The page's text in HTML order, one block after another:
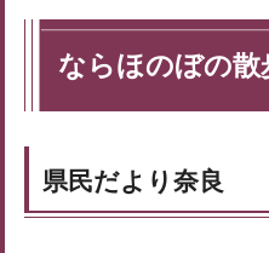
ならほのぼの散
県民だより奈良